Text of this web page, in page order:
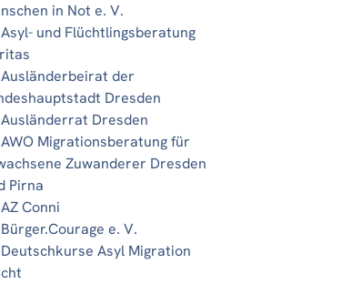
in Not e. V.
Asyl- und Flüchtlingsberatung
Ausländerbeirat der
Dresden
Ausländerrat Dresden
AWO Migrationsberatung für
Zuwanderer Dresden
Pirna
AZ Conni
Bürger.Courage e. V.
Deutschkurse Asyl Migration